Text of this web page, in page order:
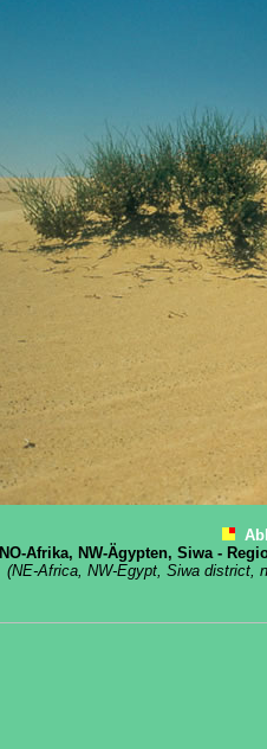
NO-Afrika, NW-Ägypten, Siwa -
(NE-Africa, NW-Egypt, Siwa district,